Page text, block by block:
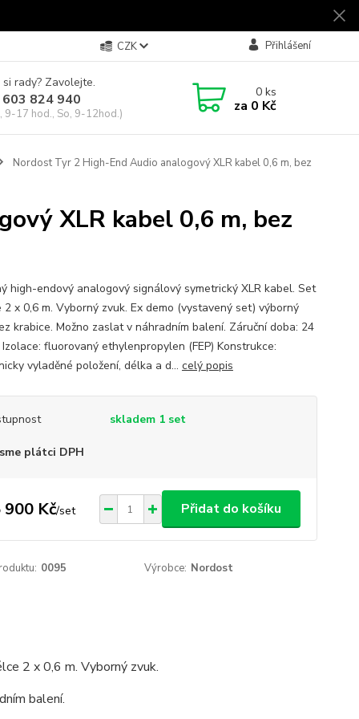
CZK Přihlášení
rady? Zavolejte.
824 940
9-17 hod., So, 9-12hod.)
0ks
za 0 Kč
Nordost Tyr 2 High-End Audio analogový XLR kabel 0,6 m, bez
XLR kabel 0,6 m, bez
high-endový analogový signálový symetrický XLR kabel. Set
2 x 0,6 m. Vyborný zvuk. Ex demo (vystavený set) výborný
krabice. Možno zaslat v náhradním balení. Záruční doba: 24
Izolace: fluorovaný ethylenpropylen (FEP) Konstrukce:
vyladěné položení, délka a d... celý popis
skladem 1 set
plátci DPH
900 Kč/set Přidat do košíku
0095 Výrobce: Nordost
2 x 0,6 m. Vyborný zvuk.
balení.